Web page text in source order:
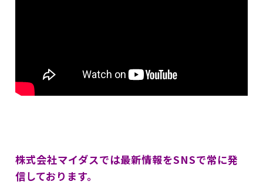
株式会社マイダスでは最新情報をSNSで常に発
信しております。